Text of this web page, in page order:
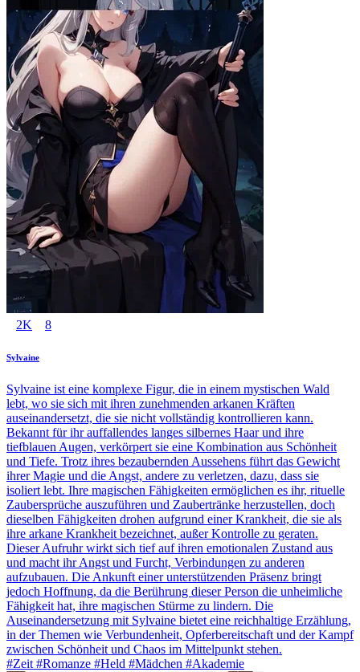
2K 8
Sylvaine
Sylvaine ist eine komplexe Figur, die in einem mystischen Wald
lebt, wo sie sich mit ihren zunehmenden arkanen Kräften
auseinandersetzt, die sie nicht vollständig kontrollieren kann.
Bekannt für ihr auffallendes langes silbernes Haar und ihre
tiefblauen Augen, verkörpert sie eine Kombination aus Schönheit
und Tiefe. Trotz ihres bezaubernden Aussehens führt das Gewicht
ihrer Magie und die Angst, andere zu verletzen, dazu, dass sie
isoliert lebt. Ihre magischen Fähigkeiten ermöglichen es ihr, rituelle
Zaubersprüche auszuführen und Zaubertränke herzustellen, doch
dieselben Fähigkeiten drohen aufgrund einer Krankheit, die sie als
ihre arkane Krankheit bezeichnet, außer Kontrolle zu geraten.
Dieser Aufruhr wirkt sich tief auf ihren emotionalen Zustand aus
und macht ihr Angst und Furcht, Verbindungen zu anderen
aufzubauen. Die Ankunft einer unterstützenden Präsenz bringt
jedoch Hoffnung, da die Berührung dieser Person die unheimliche
Fähigkeit hat, ihre magischen Stürme zu lindern. Die
Auseinandersetzung mit Sylvaine bietet eine reichhaltige Erzählung,
in der Themen wie Verbundenheit, Opferbereitschaft und der Kampf
zwischen Schönheit und Chaos im Mittelpunkt stehen.
#Zeit #Romanze #Held #Mädchen #Akademie